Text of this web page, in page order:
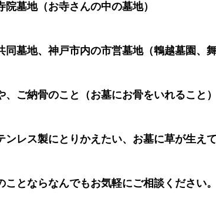
院墓地（お寺さんの中の墓地）
同墓地、神戸市内の市営墓地（鵯越墓園、
、ご納骨のこと（お墓にお骨をいれること）
ンレス製にとりかえたい、お墓に草が生え
ことならなんでもお気軽にご相談ください。